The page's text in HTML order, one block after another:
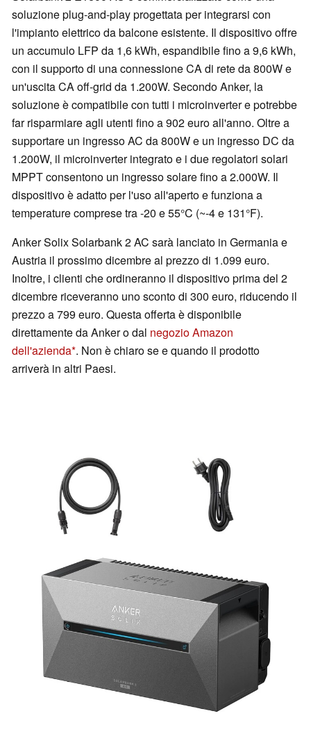
soluzione plug-and-play progettata per integrarsi con
l'impianto elettrico da balcone esistente. Il dispositivo offre
un accumulo LFP da 1,6 kWh, espandibile fino a 9,6 kWh,
con il supporto di una connessione CA di rete da 800W e
un'uscita CA off-grid da 1.200W. Secondo Anker, la
soluzione è compatibile con tutti i microinverter e potrebbe
far risparmiare agli utenti fino a 902 euro all'anno. Oltre a
supportare un ingresso AC da 800W e un ingresso DC da
1.200W, il microinverter integrato e i due regolatori solari
MPPT consentono un ingresso solare fino a 2.000W. Il
dispositivo è adatto per l'uso all'aperto e funziona a
temperature comprese tra -20 e 55°C (~-4 e 131°F).
Anker Solix Solarbank 2 AC sarà lanciato in Germania e
Austria il prossimo dicembre al prezzo di 1.099 euro.
Inoltre, i clienti che ordineranno il dispositivo prima del 2
dicembre riceveranno uno sconto di 300 euro, riducendo il
prezzo a 799 euro. Questa offerta è disponibile
direttamente da Anker o dal negozio Amazon
dell'azienda . Non è chiaro se e quando il prodotto
arriverà in altri Paesi.